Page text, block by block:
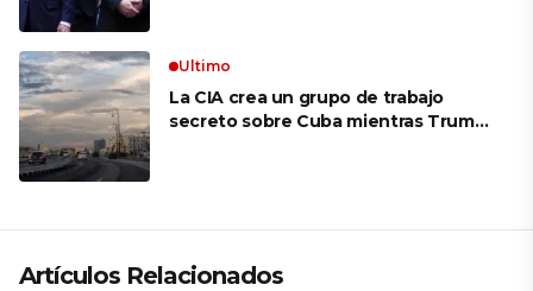
Ultimo
La CIA crea un grupo de trabajo
secreto sobre Cuba mientras Trump
Artículos Relacionados